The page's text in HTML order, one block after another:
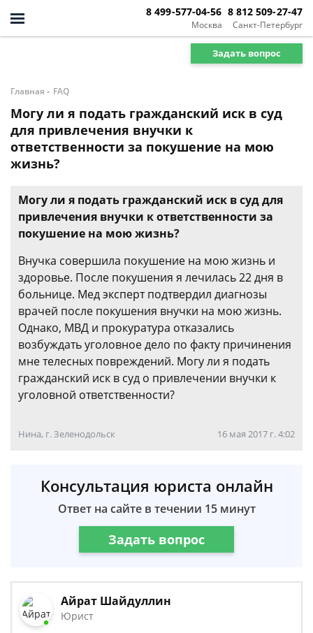
Москва
8 499-577-04-56
Санкт-Петербург
8 812 509-27-47
Задать вопрос
Главная - FAQ
Могу ли я подать гражданский иск в суд
для привлечения внучки к
ответственности за покушение на мою
жизнь?
Могу ли я подать гражданский иск в суд для
привлечения внучки к ответственности за
покушение на мою жизнь?
Внучка совершила покушение на мою жизнь и
здоровье. После покушения я лечилась 22 дня в
больнице. Мед эксперт подтвердил диагнозы
врачей после покушения внучки на мою жизнь.
Однако, МВД и прокуратура отказались
возбуждать уголовное дело по факту причинения
мне телесных повреждений. Могу ли я подать
гражданский иск в суд о привлечении внучки к
уголовной ответственности?
Нина, г. Зеленодольск 16 мая 2017 г. 4:02
Консультация юриста онлайн
Ответ на сайте в течении 15 минут
Задать вопрос
Айрат Шайдуллин
Юрист